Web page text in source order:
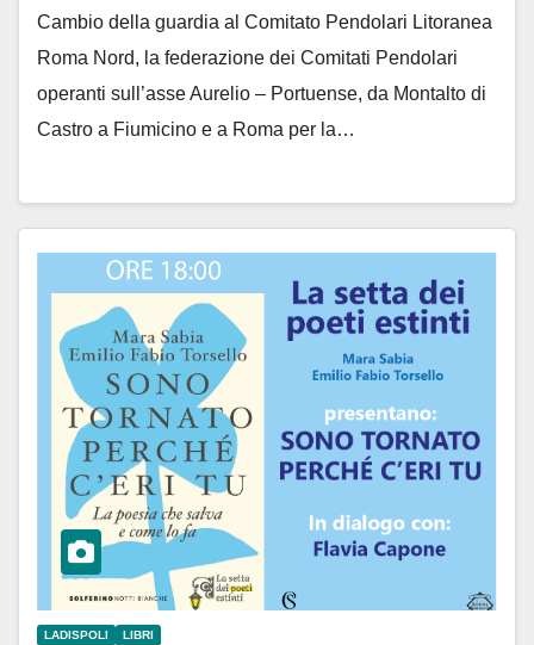
Cambio della guardia al Comitato Pendolari Litoranea
Roma Nord, la federazione dei Comitati Pendolari
operanti sull’asse Aurelio – Portuense, da Montalto di
Castro a Fiumicino e a Roma per la…
LADISPOLI LIBRI